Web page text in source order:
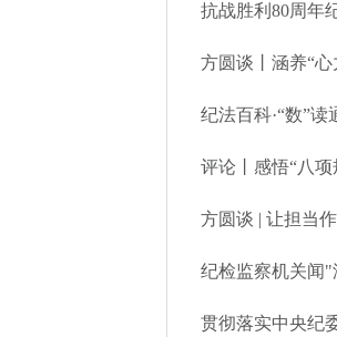
抗战胜利80周年
方圆谈丨涵养“
纪法百科·“数”读
评论丨感悟“八
方圆谈 | 让担当
纪检监察机关闻
贯彻落实中央纪